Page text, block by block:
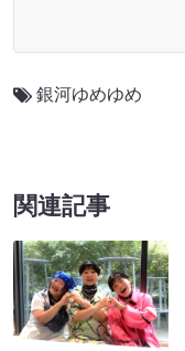
銀河ゆめゆめ
関連記事